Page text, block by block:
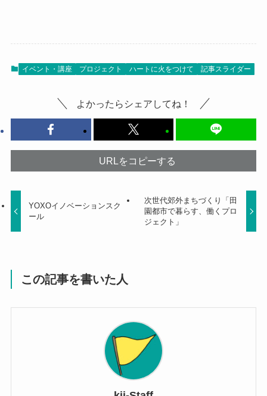
イベント・講座 プロジェクト ハートに火をつけて 記事スライダー
よかったらシェアしてね！
URLをコピーする
YOXOイノベーションスク
ール
次世代郊外まちづくり「田
園都市で暮らす、働くプロ
ジェクト」
この記事を書いた人